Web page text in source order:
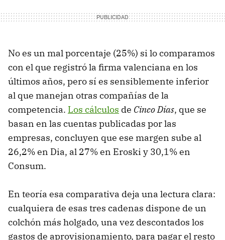
No es un mal porcentaje (25%) si lo comparamos
con el que registró la firma valenciana en los
últimos años, pero sí es sensiblemente inferior
al que manejan otras compañías de la
competencia. Los cálculos de Cinco Días, que se
basan en las cuentas publicadas por las
empresas, concluyen que ese margen sube al
26,2% en Dia, al 27% en Eroski y 30,1% en
Consum.
En teoría esa comparativa deja una lectura clara:
cualquiera de esas tres cadenas dispone de un
colchón más holgado, una vez descontados los
gastos de aprovisionamiento, para pagar el resto